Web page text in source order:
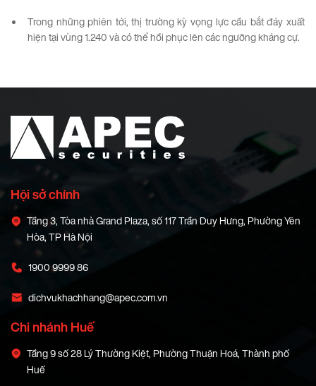
Trong những phiên tới, thị trường kỳ vọng lực cầu bắt đáy xuất
hiện tại vùng 1.240 và có thể hồi phục lên các ngưỡng kháng cự.
Hội sở chính
Tầng 3, Tòa nhà Grand Plaza, số 117 Trần Duy Hưng, Phường Yên
Hòa, TP Hà Nội
1900 9999 86
dichvukhachhang@apec.com.vn
Chi nhánh Huế
Tầng 9 số 28 Lý Thường Kiệt, Phường Thuận Hoá, Thành phố
Huế